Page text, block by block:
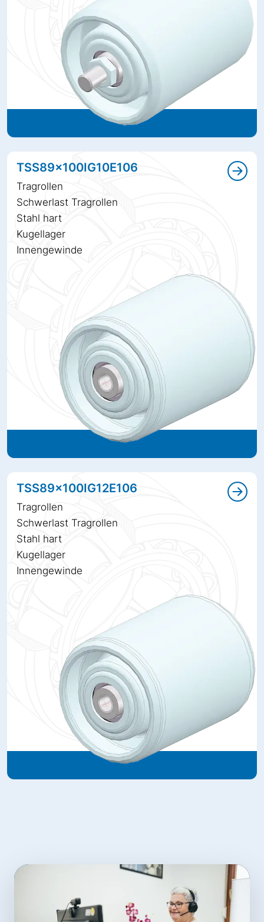
TSS89x100IG10E106
Tragrollen
Schwerlast Tragrollen
Stahl hart
Kugellager
Innengewinde
TSS89x100IG12E106
Tragrollen
Schwerlast Tragrollen
Stahl hart
Kugellager
Innengewinde